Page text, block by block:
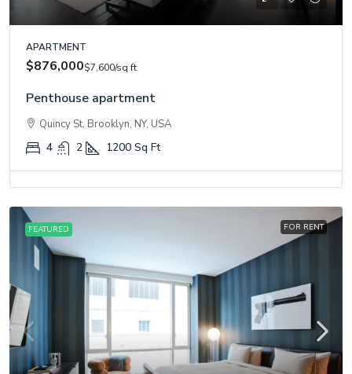
APARTMENT
$876,000$7,600/sq ft
Penthouse apartment
Quincy St, Brooklyn, NY, USA
4 2 1200 Sq Ft
FEATURED FOR RENT